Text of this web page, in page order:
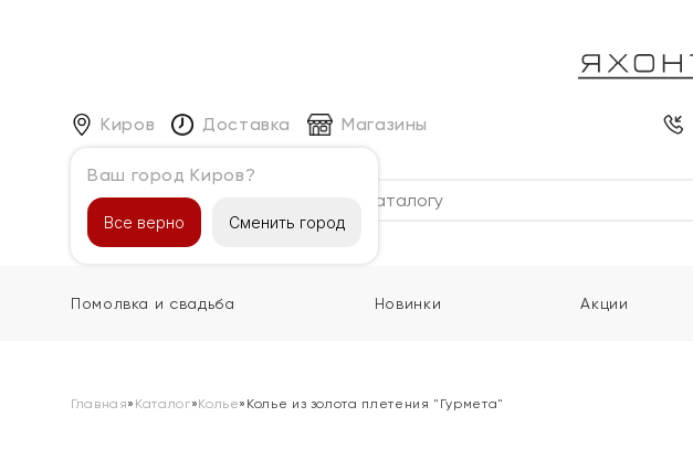
Киров
Ваш город Киров?
Все верно Сменить город
Доставка Магазины
Каталог
Помолвка и свадьба Новинки Акции
Главная» Каталог»Колье» Колье из золота плетения "Гурмета"